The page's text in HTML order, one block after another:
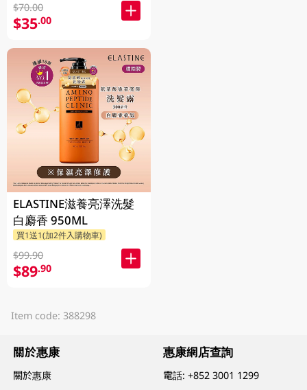
$70.00
$35.00
ELASTINE滋養亮澤洗髮
白麝香 950ML
買1送1(加2件入購物車)
$99.90
$89.90
Item code: 388298
關於惠康
關於惠康
惠康網店查詢
電話:+852 3001 1299